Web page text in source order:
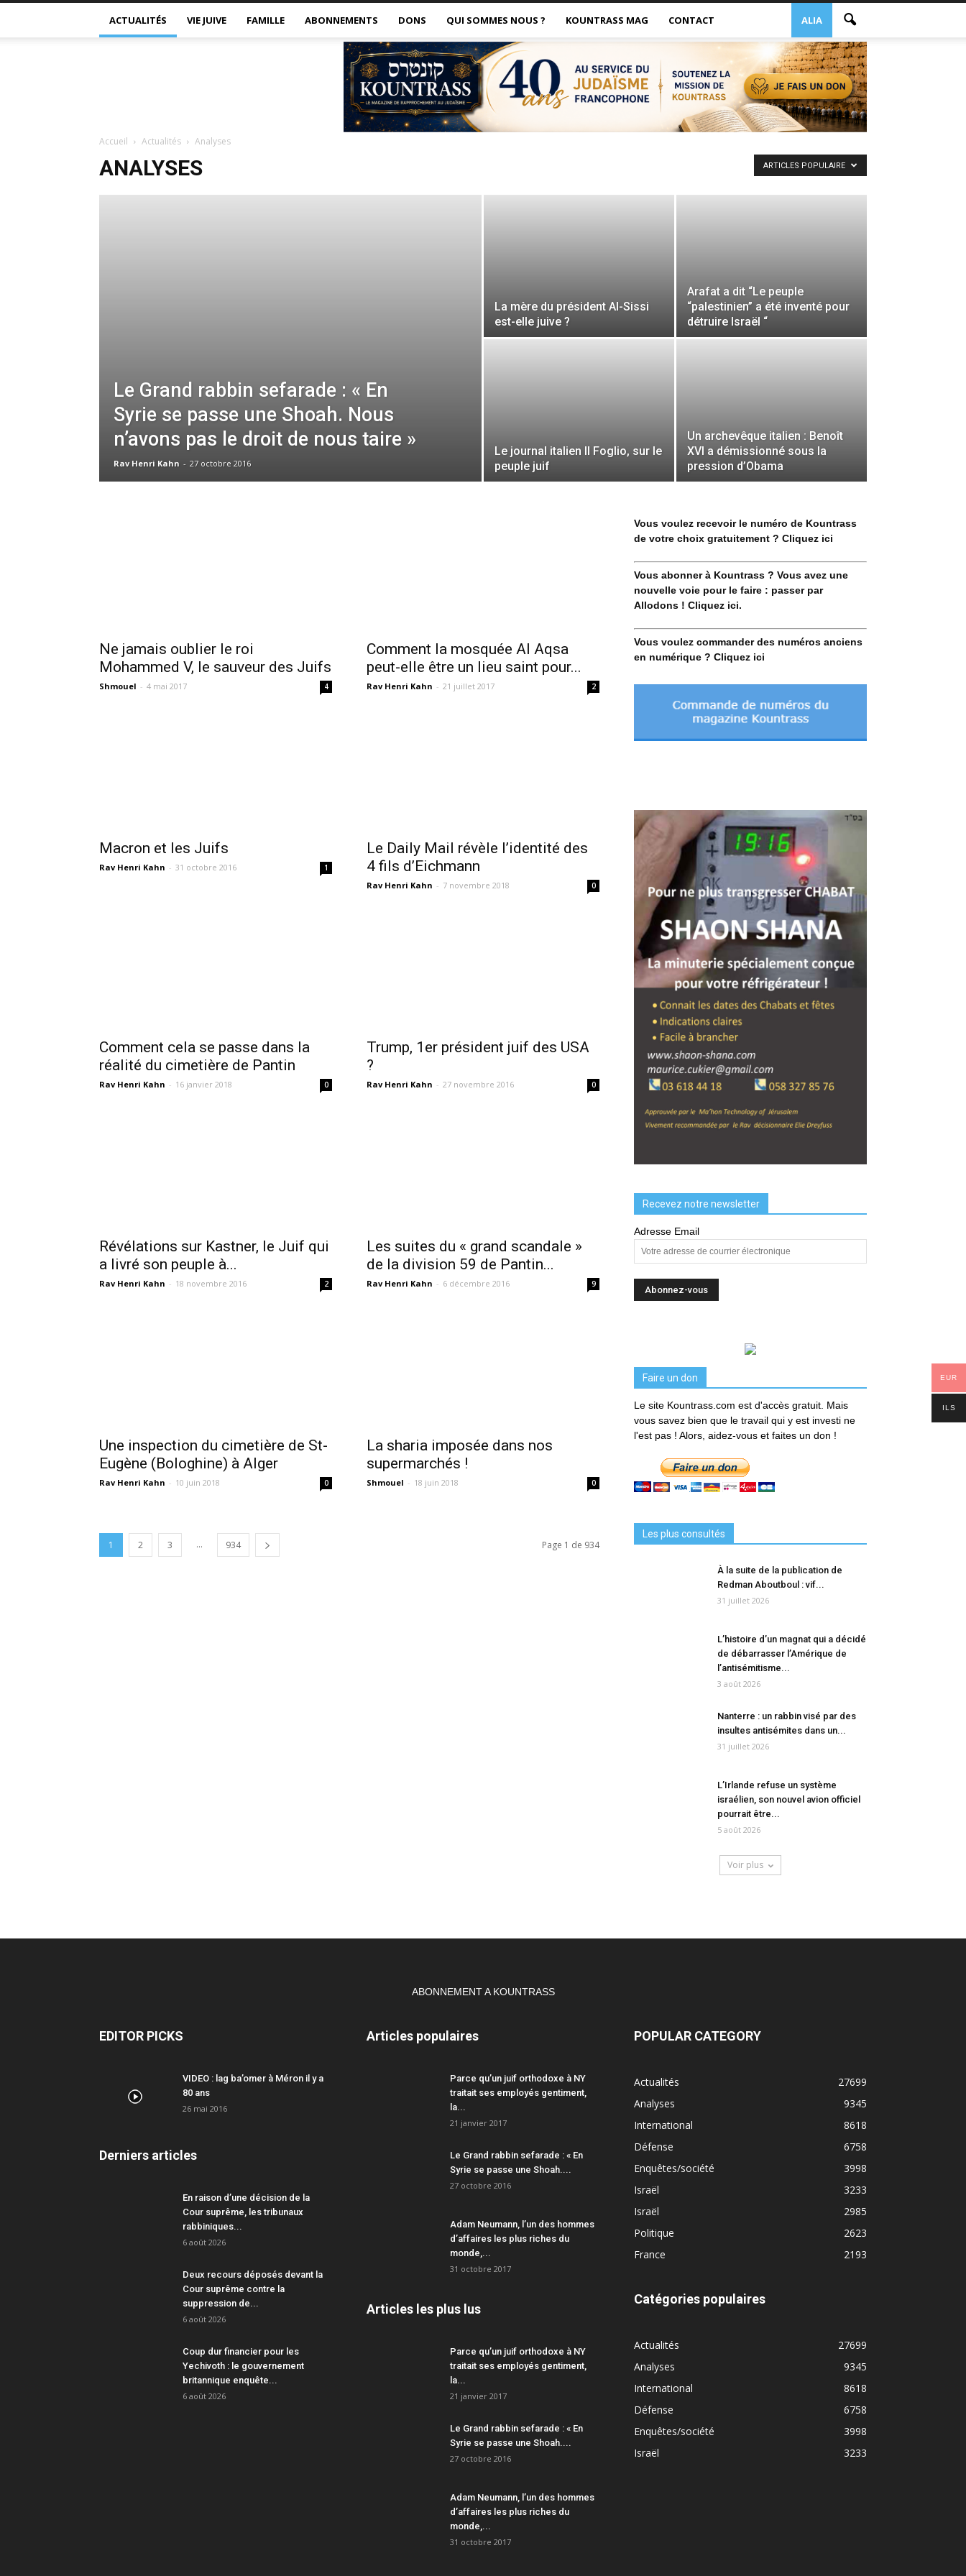
ACTUALITÉS VIE JUIVE FAMILLE ABONNEMENTS DONS ALIA
QUI SOMMES NOUS ? KOUNTRASS MAG CONTACT
Accueil Actualités Analyses
ANALYSES ARTICLES POPULAIRE
Le Grand rabbin sefarade : « En
Syrie se passe une Shoah. Nous
n’avons pas le droit de nous taire »
Rav Henri Kahn - 27 octobre 2016
La mère du président Al-Sissi
est-elle juive ?
Arafat a dit “Le peuple
“palestinien” a été inventé pour
détruire Israël “
Le journal italien Il Foglio, sur le
peuple juif
Un archevêque italien : Benoît
XVI a démissionné sous la
pression d’Obama
Ne jamais oublier le roi
Mohammed V, le sauveur des Juifs
Shmouel - 4 mai 2017 4
Comment la mosquée Al Aqsa
peut-elle être un lieu saint pour...
Rav Henri Kahn - 21 juillet 2017 2
Macron et les Juifs
Rav Henri Kahn - 31 octobre 2016 1
Le Daily Mail révèle l’identité des
4 fils d’Eichmann
Rav Henri Kahn - 7 novembre 2018 0
Comment cela se passe dans la
réalité du cimetière de Pantin
Rav Henri Kahn - 16 janvier 2018 0
Trump, 1er président juif des USA
?
Rav Henri Kahn - 27 novembre 2016 0
Révélations sur Kastner, le Juif qui
a livré son peuple à...
Rav Henri Kahn - 18 novembre 2016 2
Les suites du « grand scandale »
de la division 59 de Pantin...
Rav Henri Kahn - 6 décembre 2016 9
Une inspection du cimetière de St-
Eugène (Bologhine) à Alger
Rav Henri Kahn - 10 juin 2018 0
La sharia imposée dans nos
supermarchés !
Shmouel - 18 juin 2018 0
1 2 3 ... 934 Page 1 de 934
Vous voulez recevoir le numéro de Kountrass
de votre choix gratuitement ? Cliquez ici
Vous abonner à Kountrass ? Vous avez une
nouvelle voie pour le faire : passer par
Allodons ! Cliquez ici.
Vous voulez commander des numéros anciens
en numérique ? Cliquez ici
Recevez notre newsletter
Adresse Email
Faire un don
Le site Kountrass.com est d'accès gratuit. Mais
vous savez bien que le travail qui y est investi ne
l'est pas ! Alors, aidez-vous et faites un don !
Les plus consultés
À la suite de la publication de
Redman Aboutboul : vif...
31 juillet 2026
L’histoire d’un magnat qui a décidé
de débarrasser l’Amérique de
l’antisémitisme...
3 août 2026
Nanterre : un rabbin visé par des
insultes antisémites dans un...
31 juillet 2026
L’Irlande refuse un système
israélien, son nouvel avion officiel
pourrait être...
5 août 2026
Voir plus
ABONNEMENT A KOUNTRASS
EDITOR PICKS
VIDEO : lag ba’omer à Méron il y a
80 ans
26 mai 2016
Derniers articles
En raison d’une décision de la
Cour suprême, les tribunaux
rabbiniques...
6 août 2026
Deux recours déposés devant la
Cour suprême contre la
suppression de...
6 août 2026
Coup dur financier pour les
Yechivoth : le gouvernement
britannique enquête...
6 août 2026
Articles populaires
Parce qu’un juif orthodoxe à NY
traitait ses employés gentiment,
la...
21 janvier 2017
Le Grand rabbin sefarade : « En
Syrie se passe une Shoah....
27 octobre 2016
Adam Neumann, l’un des hommes
d’affaires les plus riches du
monde,...
31 octobre 2017
Articles les plus lus
Parce qu’un juif orthodoxe à NY
traitait ses employés gentiment,
la...
21 janvier 2017
Le Grand rabbin sefarade : « En
Syrie se passe une Shoah....
27 octobre 2016
Adam Neumann, l’un des hommes
d’affaires les plus riches du
monde,...
31 octobre 2017
POPULAR CATEGORY
Actualités
27699
Analyses
9345
International
8618
Défense
6758
Enquêtes/société
3998
Israël
3233
Israël
2985
Politique
2623
France
2193
Catégories populaires
Actualités
27699
Analyses
9345
International
8618
Défense
6758
Enquêtes/société
3998
Israël
3233
EUR
ILS